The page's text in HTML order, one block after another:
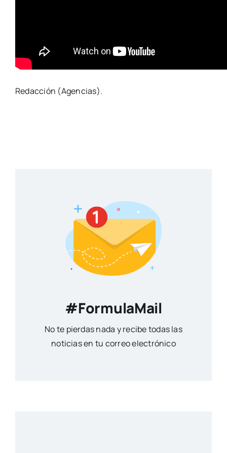
Redacción (Agencias).
#FormulaMail
No te pierdas nada y recibe todas las
noticias en tu correo electrónico